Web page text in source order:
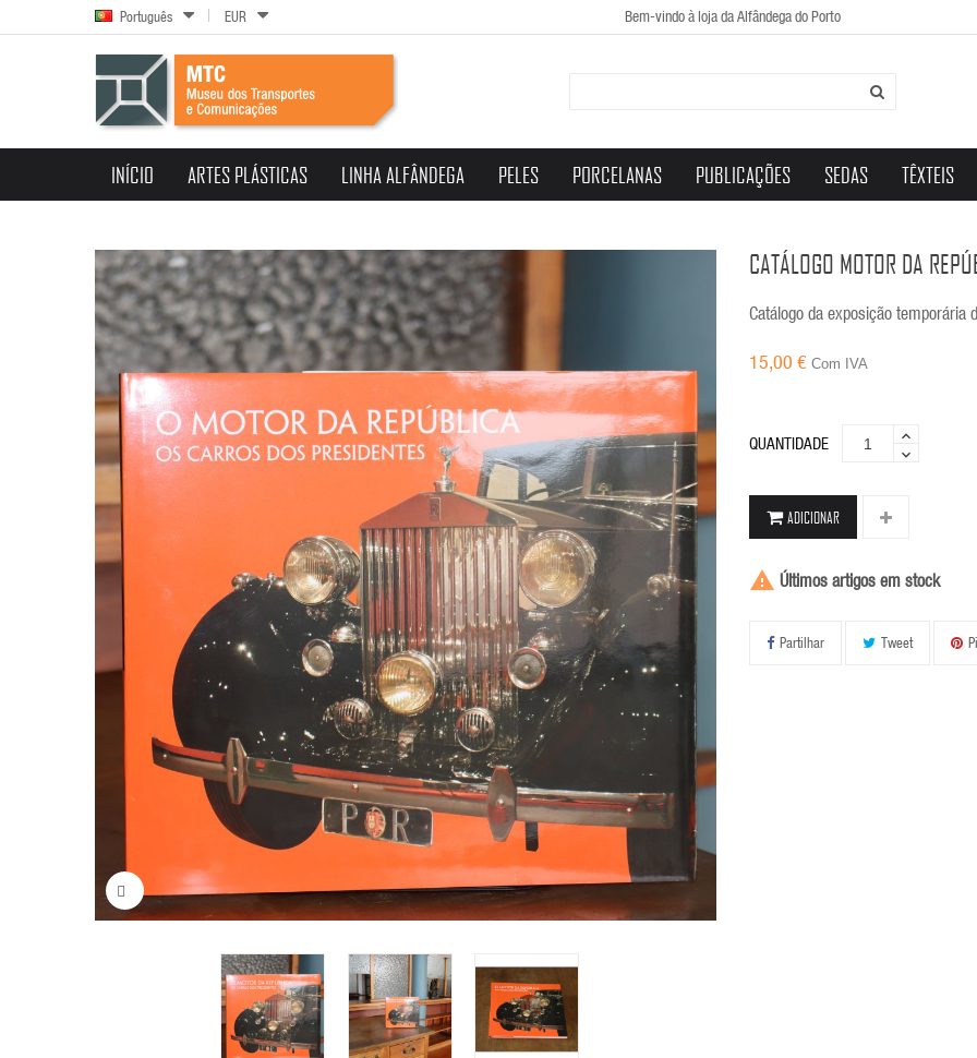
Português EUR Bem-vindo à loja da Alfândega do Porto
INÍCIO ARTES PLÁSTICAS LINHA ALFÂNDEGA PELES PORCELANAS PUBLICAÇÕES SEDAS TÊXTEIS
CATÁLOGO MOTOR DA
Catálogo da exposição temporária
15,00 € Com IVA
QUANTIDADE
ADICIONAR
 Últimos artigos em stock
Partilhar Tweet